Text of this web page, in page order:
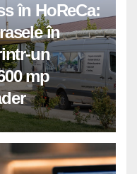
în HoReCa:
în
un
mp